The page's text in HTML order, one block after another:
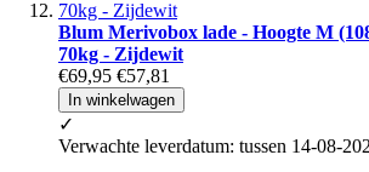
Blum Merivobox lade - Hoogte M
70kg - Zijdewit
€69,95 €57,81
In winkelwagen
✓
Verwachte leverdatum: tussen 14-08-